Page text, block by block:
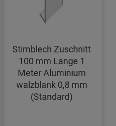
Stirnblech Zuschnitt
100 mm Länge 1
Meter Aluminium
walzblank 0,8 mm
(Standard)